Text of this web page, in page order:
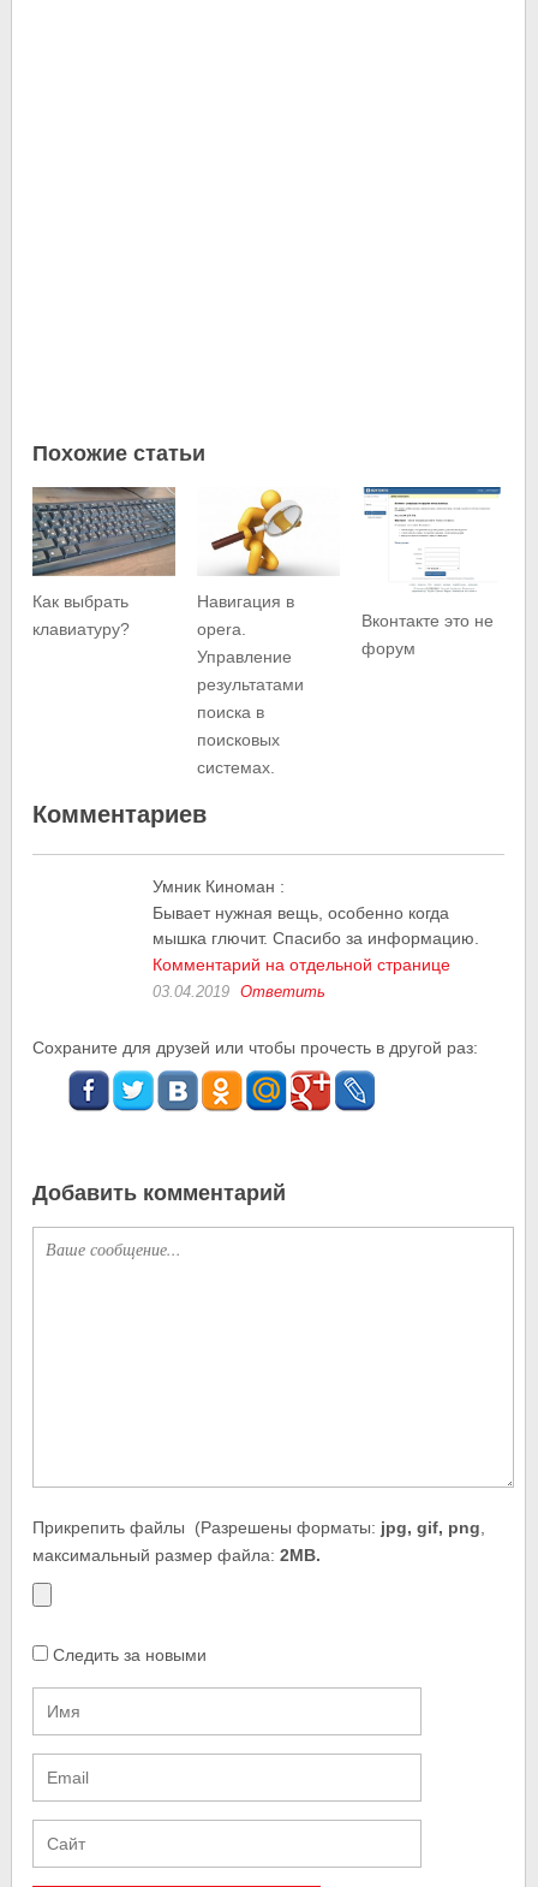
Похожие статьи
Как выбрать
клавиатуру?
Навигация в
opera.
Управление
результатами
поиска в
поисковых
системах.
Вконтакте это не
форум
Комментариев
Умник Киноман :
Бывает нужная вещь, особенно когда
мышка глючит. Спасибо за информацию.
Комментарий на отдельной странице
03.04.2019 Ответить
Сохраните для друзей или чтобы прочесть в другой раз:
Добавить комментарий
Прикрепить файлы (Разрешены форматы: jpg, gif, png
максимальный размер файла:2MB.
Следить за новыми